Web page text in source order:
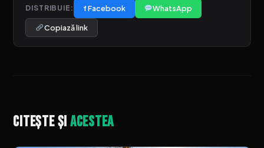
DISTRIBUIE: f Facebook WhatsApp
Copiază link
Citește șiacestea